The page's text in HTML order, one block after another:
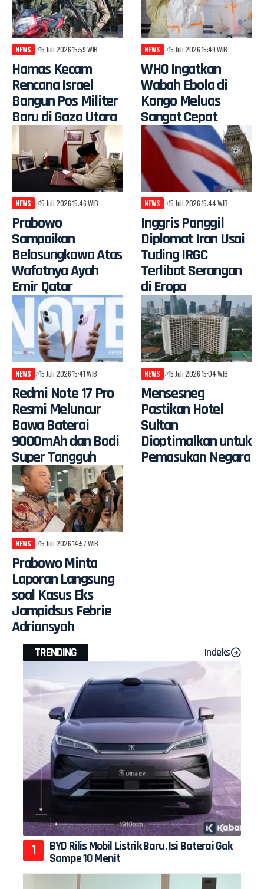
NEWS 15 Juli 2026 15:59 WIB
Hamas Kecam
Rencana Israel
Bangun Pos Militer
Baru di Gaza Utara
NEWS 15 Juli 2026 15:49 WIB
WHO Ingatkan
Wabah Ebola di
Kongo Meluas
Sangat Cepat
NEWS 15 Juli 2026 15:46 WIB
Prabowo
Sampaikan
Belasungkawa Atas
Wafatnya Ayah
Emir Qatar
NEWS 15 Juli 2026 15:44 WIB
Inggris Panggil
Diplomat Iran Usai
Tuding IRGC
Terlibat Serangan
di Eropa
NEWS 15 Juli 2026 15:41 WIB
Redmi Note 17 Pro
Resmi Meluncur
Bawa Baterai
9000mAh dan Bodi
Super Tangguh
NEWS 15 Juli 2026 15:04 WIB
Mensesneg
Pastikan Hotel
Sultan
Dioptimalkan untuk
Pemasukan Negara
NEWS 15 Juli 2026 14:57 WIB
Prabowo Minta
Laporan Langsung
soal Kasus Eks
Jampidsus Febrie
Adriansyah
TRENDING Indeks
BYD Rilis Mobil Listrik Baru, Isi Baterai Gak
Sampe 10 Menit